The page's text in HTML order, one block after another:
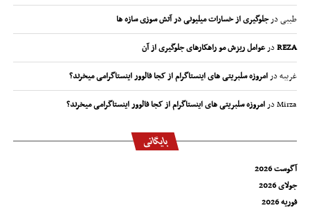
طیبیدرجلوگیری از خسارات میلیونی در آتش سوزی سازه ها
REZAدرعوامل ریزش مو راهکارهای جلوگیری از آن
غریبهدرامروزه سلبریتی های اینستاگرام از کجا فالوور اینستاگرامی میخرند؟
Mirzaدرامروزه سلبریتی های اینستاگرام از کجا فالوور اینستاگرامی میخرند؟
بایگانی
آگوست 2026
جولای 2026
فوریه 2026